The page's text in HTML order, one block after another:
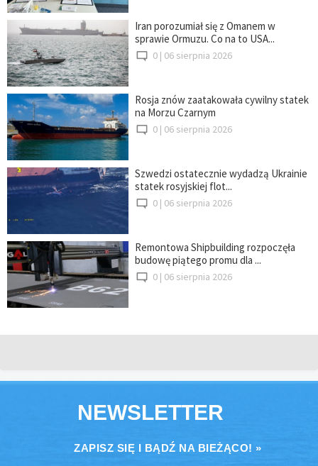
Iran porozumiał się z Omanem w
sprawie Ormuzu. Co na to USA...
0 | 06 sierpnia 2026
Rosja znów zaatakowała cywilny statek
na Morzu Czarnym
0 | 06 sierpnia 2026
Szwedzi ostatecznie wydadzą Ukrainie
statek rosyjskiej flot...
0 | 06 sierpnia 2026
Remontowa Shipbuilding rozpoczęła
budowę piątego promu dla ...
0 | 06 sierpnia 2026
NEWSLETTER
ZAPISZ SIĘ I BĄDŹ NA BIEŻĄCO! »